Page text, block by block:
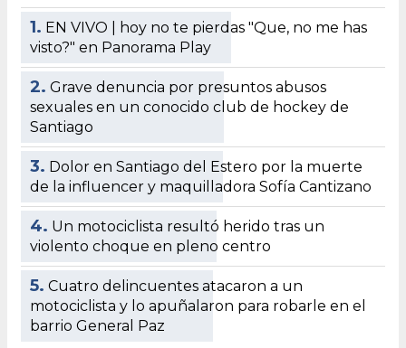
1. EN VIVO | hoy no te pierdas "Que, no me has
visto?" en Panorama Play
2. Grave denuncia por presuntos abusos
sexuales en un conocido club de hockey de
Santiago
3. Dolor en Santiago del Estero por la muerte
de la influencer y maquilladora Sofía Cantizano
4. Un motociclista resultó herido tras un
violento choque en pleno centro
5. Cuatro delincuentes atacaron a un
motociclista y lo apuñalaron para robarle en el
barrio General Paz